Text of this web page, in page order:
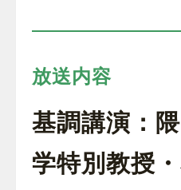
放送内容
基調講演：
学特別教授